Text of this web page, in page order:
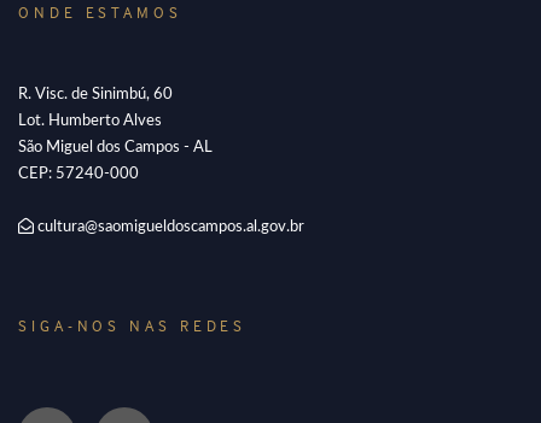
ONDE ESTAMOS
R. Visc. de Sinimbú, 60
Lot. Humberto Alves
São Miguel dos Campos - AL
CEP: 57240-000
cultura@saomigueldoscampos.al.gov.br
SIGA-NOS NAS REDES